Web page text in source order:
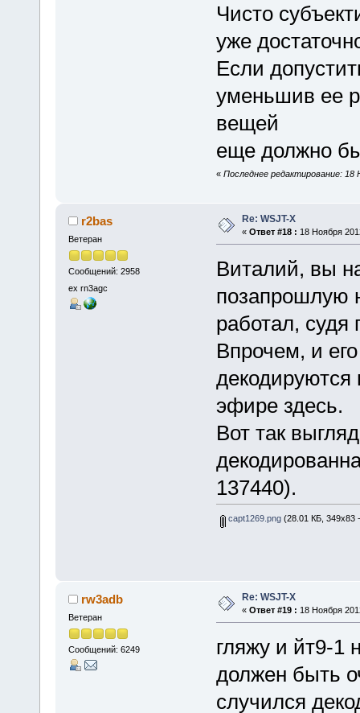
Чисто
уже
Если
уменьшив ее
вещей
еще должно
« Последнее редактирование: 18
r2bas
Ветеран
Сообщений: 2958
ex rn3agc
Re: WSJT-X
« Ответ #18 : 18 Ноября
Виталий, вы
позапрошлую
работал, судя
Впрочем, и
эфире здесь.
Вот так
137440).
capt1269.png(28.01 КБ, 349x83
rw3adb
Ветеран
Сообщений: 6249
Re: WSJT-X
« Ответ #19 : 18 Ноября
гляжу и йт9-1
должен быть
случился